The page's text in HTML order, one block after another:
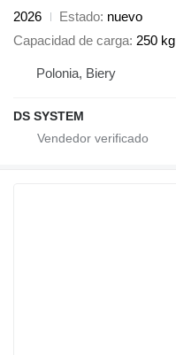
2026
Estado nuevo
Capacidad de carga 250 kg
Polonia, Biery
DS SYSTEM